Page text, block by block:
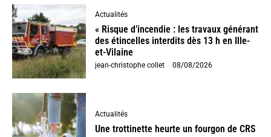
Actualités
« Risque d’incendie : les travaux générant
des étincelles interdits dès 13 h en Ille-
et-Vilaine
jean-christophe collet - 08/08/2026
Actualités
Une trottinette heurte un fourgon de CRS